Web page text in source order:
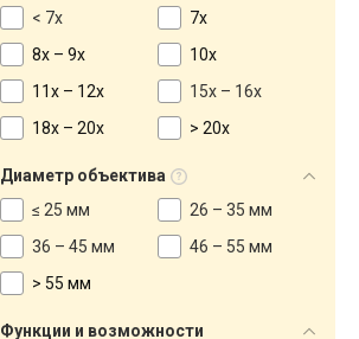
< 7x
7x
8x – 9x
10x
11x – 12x
15x – 16x
18x – 20x
> 20x
Диаметр объектива
≤ 25 мм
26 – 35 мм
36 – 45 мм
46 – 55 мм
> 55 мм
Функции и возможности